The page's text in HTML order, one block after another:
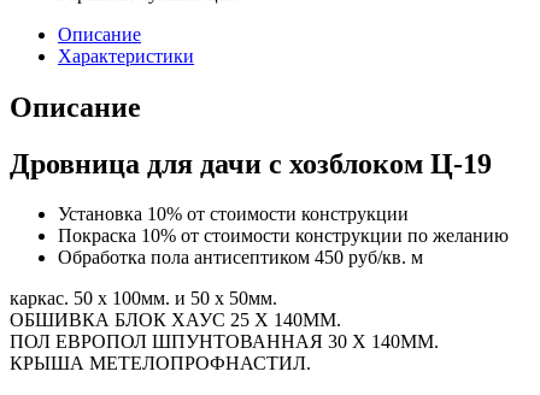
Описание
Характеристики
Описание
Дровница для дачи с хозблоком Ц-19
Установка 10% от стоимости конструкции
Покраска 10% от стоимости конструкции по желанию
Обработка пола антисептиком 450 руб/кв. м
каркас. 50 х 100мм. и 50 х 50мм.
ОБШИВКА БЛОК ХАУС 25 Х 140ММ.
ПОЛ ЕВРОПОЛ ШПУНТОВАННАЯ 30 Х 140ММ.
КРЫША МЕТЕЛОПРОФНАСТИЛ.